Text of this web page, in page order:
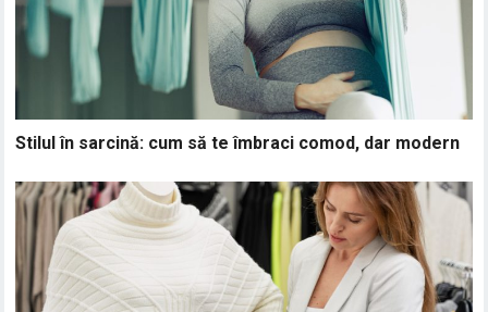
Stilul în sarcină: cum să te îmbraci comod, dar modern